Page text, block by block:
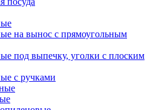
на вынос с прямоугольным
под выпечку, уголки с плоским
с ручками